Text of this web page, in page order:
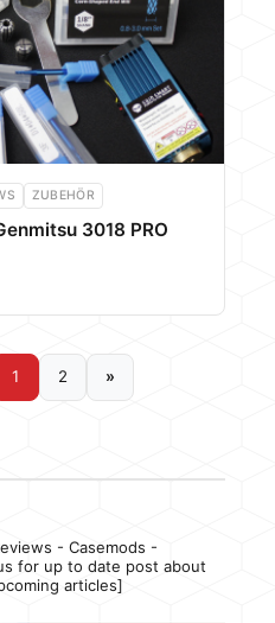
ZUBEHÖR
3018 PRO
1 2 »
- Casemods -
for up to date post about
articles]